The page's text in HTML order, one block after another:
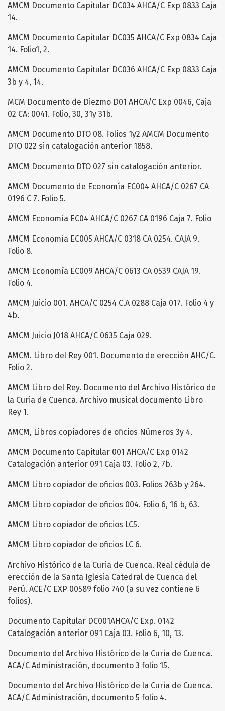
AMCM Documento Capitular DC034 AHCA/C Exp 0833 Caja
14.
AMCM Documento Capitular DC035 AHCA/C Exp 0834 Caja
14. Folio1, 2.
AMCM Documento Capitular DC036 AHCA/C Exp 0833 Caja
3b y 4, 14.
MCM Documento de Diezmo D01 AHCA/C Exp 0046, Caja
02 CA: 0041. Folio, 30, 31y 31b.
AMCM Documento DTO 08. Folios 1y2 AMCM Documento
DTO 022 sin catalogación anterior 1858.
AMCM Documento DTO 027 sin catalogación anterior.
AMCM Documento de Economía EC004 AHCA/C 0267 CA
0196 C 7. Folio 5.
AMCM Economía EC04 AHCA/C 0267 CA 0196 Caja 7. Folio
AMCM Economía EC005 AHCA/C 0318 CA 0254. CAJA 9.
Folio 8.
AMCM Economía EC009 AHCA/C 0613 CA 0539 CAJA 19.
Folio 4.
AMCM Juicio 001. AHCA/C 0254 C.A 0288 Caja 017. Folio 4 y
4b.
AMCM Juicio J018 AHCA/C 0635 Caja 029.
AMCM. Libro del Rey 001. Documento de erección AHC/C.
Folio 2.
AMCM Libro del Rey. Documento del Archivo Histórico de
la Curia de Cuenca. Archivo musical documento Libro
Rey 1.
AMCM, Libros copiadores de oficios Números 3y 4.
AMCM Documento Capitular 001 AHCA/C Exp 0142
Catalogación anterior 091 Caja 03. Folio 2, 7b.
AMCM Libro copiador de oficios 003. Folios 263b y 264.
AMCM Libro copiador de oficios 004. Folio 6, 16 b, 63.
AMCM Libro copiador de oficios LC5.
AMCM Libro copiador de oficios LC 6.
Archivo Histórico de la Curia de Cuenca. Real cédula de
erección de la Santa Iglesia Catedral de Cuenca del
Perú. ACE/C EXP 00589 folio 740 (a su vez contiene 6
folios).
Documento Capitular DC001AHCA/C Exp. 0142
Catalogación anterior 091 Caja 03. Folio 6, 10, 13.
Documento del Archivo Histórico de la Curia de Cuenca.
ACA/C Administración, documento 3 folio 15.
Documento del Archivo Histórico de la Curia de Cuenca.
ACA/C Administración, documento 5 folio 4.